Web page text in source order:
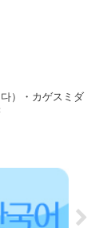
）・カゲスミダ